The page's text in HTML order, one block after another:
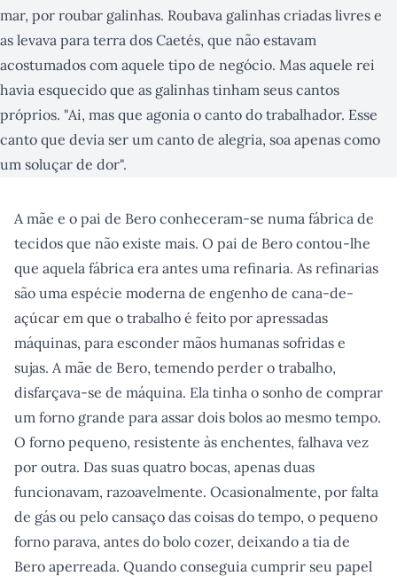
mar, por roubar galinhas. Roubava galinhas criadas livres e
as levava para terra dos Caetés, que não estavam
acostumados com aquele tipo de negócio. Mas aquele rei
havia esquecido que as galinhas tinham seus cantos
próprios. "Ai, mas que agonia o canto do trabalhador. Esse
canto que devia ser um canto de alegria, soa apenas como
um soluçar de dor".
A mãe e o pai de Bero conheceram-se numa fábrica de
tecidos que não existe mais. O pai de Bero contou-lhe
que aquela fábrica era antes uma refinaria. As refinarias
são uma espécie moderna de engenho de cana-de-
açúcar em que o trabalho é feito por apressadas
máquinas, para esconder mãos humanas sofridas e
sujas. A mãe de Bero, temendo perder o trabalho,
disfarçava-se de máquina. Ela tinha o sonho de comprar
um forno grande para assar dois bolos ao mesmo tempo.
O forno pequeno, resistente às enchentes, falhava vez
por outra. Das suas quatro bocas, apenas duas
funcionavam, razoavelmente. Ocasionalmente, por falta
de gás ou pelo cansaço das coisas do tempo, o pequeno
forno parava, antes do bolo cozer, deixando a tia de
Bero aperreada. Quando conseguia cumprir seu papel